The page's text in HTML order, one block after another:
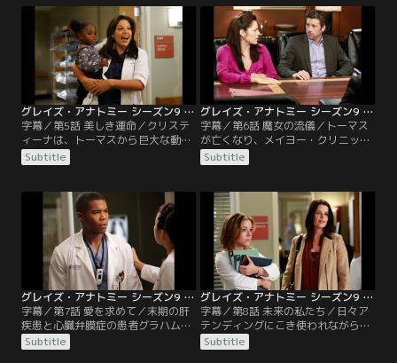
いこと。皆が前向きに和解案を検討
しはじめる中、決断を迷うデレク
は、改めて事故機の残骸を見に行
き、再発防止のためにも事故原因を
徹底的に追及すべきだという思いを
新たにする。
スも墜落事故の経験者であることが
分かり、彼に大きな信頼を寄せはじ
める。そんな矢先に、上司のパーカ
ーがトーマスを引退に追い込もうと
していることが発覚する。
グレイズ・アナトミー シーズン9 第05話／字幕
字幕／第5話 美しき運命／クリステ
ィーナは、トーマスから巨大な動脈
瘤の修復と心疾患の治療という2つ
のオペに誘われて大喜び。最初のオ
うハプニングが起きるが、トーマス
の追放を目論むパーカーをクリステ
ィーナが説得し、なんとか2つめの
オペに入る。ところが、今度はオペ
中にトーマスが倒れてしまい…。
Subtitle
グレイズ・アナトミー シーズン9 第06話／字幕
字幕／第6話 魔女の流儀／トーマス
が亡くなり、メイヨー・クリニック
にいる意味が見いだせなくなったク
リスティーナが、心臓外科のフェロ
ろが新任の心臓外科チーフのラッセ
ルは、クリスティーナの腕を買い、
好きにしていいと放任する。トーマ
スの教えを胸に、クリスティーナは
インターンたちをこき使いながら、
彼らの意欲を駆り立てていく。
Subtitle
グレイズ・アナトミー シーズン9 第07話／字幕
字幕／第7話 愛を求めて／末期の肝
疾患と心臓弁膜症の患者グラハムに
理想的な肝臓が見つかり、移植を受
けることが決まった。長年グラハム
Subtitle
グレイズ・アナトミー シーズン9 第08話／字幕
字幕／第8話 未来の私たち／日々ア
テンディングにこき使われながら
も、少しずつ成長するインターンた
ちの新たな1日がはじまった。ステ
Subtitle